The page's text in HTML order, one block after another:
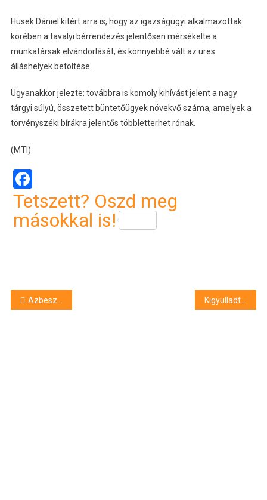
Husek Dániel kitért arra is, hogy az igazságügyi alkalmazottak
körében a tavalyi bérrendezés jelentősen mérsékelte a
munkatársak elvándorlását, és könnyebbé vált az üres
álláshelyek betöltése.
Ugyanakkor jelezte: továbbra is komoly kihívást jelent a nagy
tárgyi súlyú, összetett büntetőügyek növekvő száma, amelyek a
törvényszéki bírákra jelentős többletterhet rónak.
(MTI)
Facebook
Tetszett? Oszd meg
másokkal is!
Bejegyzés
Azbesztszennyezés – Zalaegerszegen is azonosítottak szennyezett kővel borított parkolót és utakat